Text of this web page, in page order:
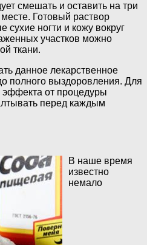
смешать и оставить на три
Готовый раствор
сухие ногти и кожу вокруг
участков можно
ткани.
данное лекарственное
полного выздоровления. Для
эффекта от процедуры
перед каждым
В наше время
известно
немало